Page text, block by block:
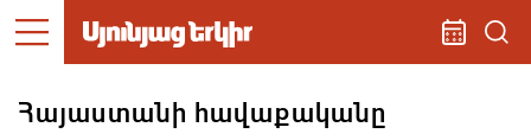
Հայաստանի հավաքականը